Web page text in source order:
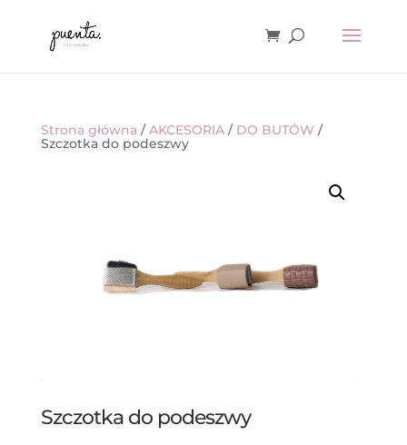
Strona główna /AKCESORIA/ DO BUTÓW /
Szczotka do podeszwy
Szczotka do podeszwy